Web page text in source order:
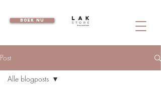
boek nu
Post
Alle blogposts